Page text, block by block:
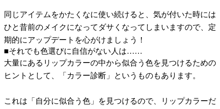
同じアイテムをかたくなに使い続けると、気が付いた時には
ひと昔前のメイクになってダサくなってしまいますので、定
期的にアップデートを心がけましょう！
■それでも色選びに自信がない人は……
大量にあるリップカラーの中から似合う色を見つけるための
ヒントとして、「カラー診断」というものもあります。
これは「自分に似合う色」を見つけるので、リップカラーだ